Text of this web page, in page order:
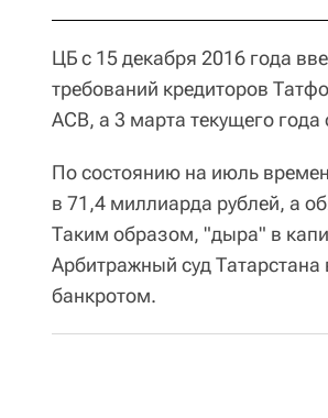
ЦБ с 15 декабря 2016 года
требований кредиторов
АСВ, а 3 марта текущего
По состоянию на июль
в 71,4 миллиарда рублей, а
Таким образом, "дыра" в
Арбитражный суд
банкротом.